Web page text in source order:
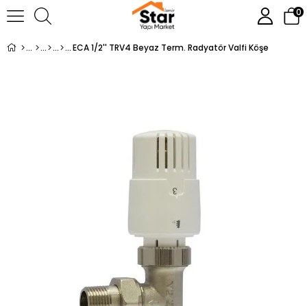
0
ECA 1/2'' TRV4 Beyaz Term. Radyatör Valfi Köşe